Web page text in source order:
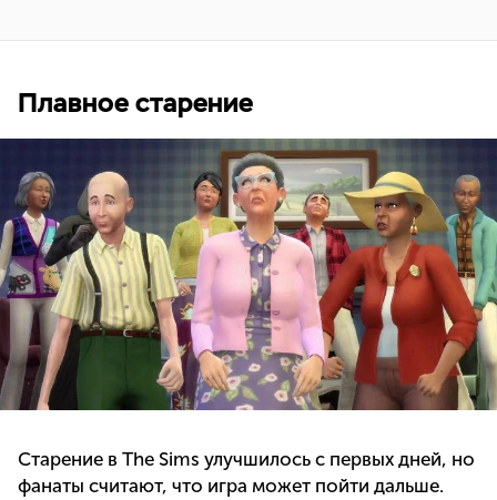
Плавное старение
Старение в The Sims улучшилось с первых дней, но
фанаты считают, что игра может пойти дальше.